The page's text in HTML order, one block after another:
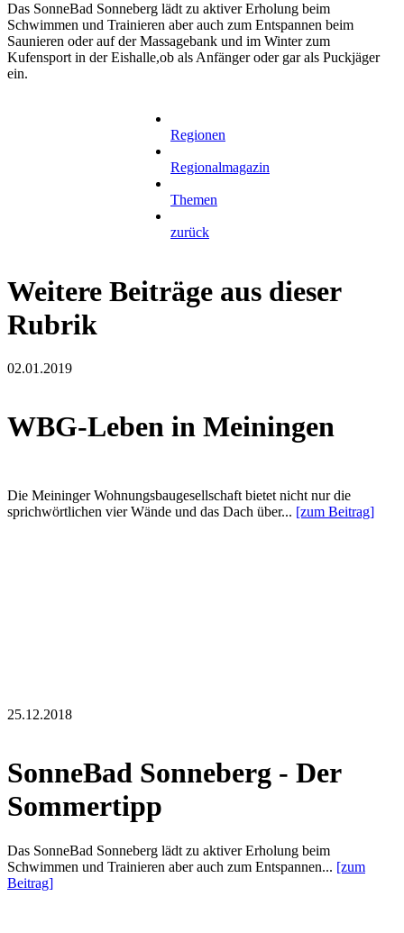
Das SonneBad Sonneberg lädt zu aktiver Erholung beim
Schwimmen und Trainieren aber auch zum Entspannen beim
Saunieren oder auf der Massagebank und im Winter zum
Kufensport in der Eishalle,ob als Anfänger oder gar als Puckjäger
ein.
Regionen
Regionalmagazin
Themen
zurück
Weitere Beiträge aus dieser
Rubrik
02.01.2019
WBG-Leben in Meiningen
Die Meininger Wohnungsbaugesellschaft bietet nicht nur die
sprichwörtlichen vier Wände und das Dach über... [zum Beitrag]
25.12.2018
SonneBad Sonneberg - Der
Sommertipp
Das SonneBad Sonneberg lädt zu aktiver Erholung beim
Schwimmen und Trainieren aber auch zum Entspannen... [zum
Beitrag]